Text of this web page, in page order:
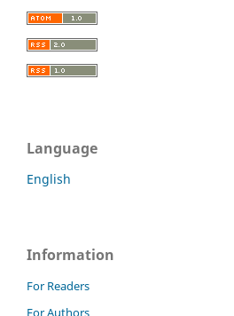
Language
English
Information
For Readers
For Authors